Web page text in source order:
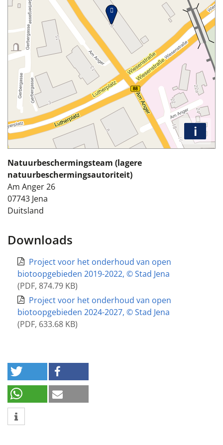
i
Natuurbeschermingsteam (lagere
natuurbeschermingsautoriteit)
Am Anger 26
07743 Jena
Duitsland
Downloads
Project voor het onderhoud van open
biotoopgebieden 2019-2022, © Stad Jena
(PDF, 874.79 KB)
Project voor het onderhoud van open
biotoopgebieden 2024-2027, © Stad Jena
(PDF, 633.68 KB)